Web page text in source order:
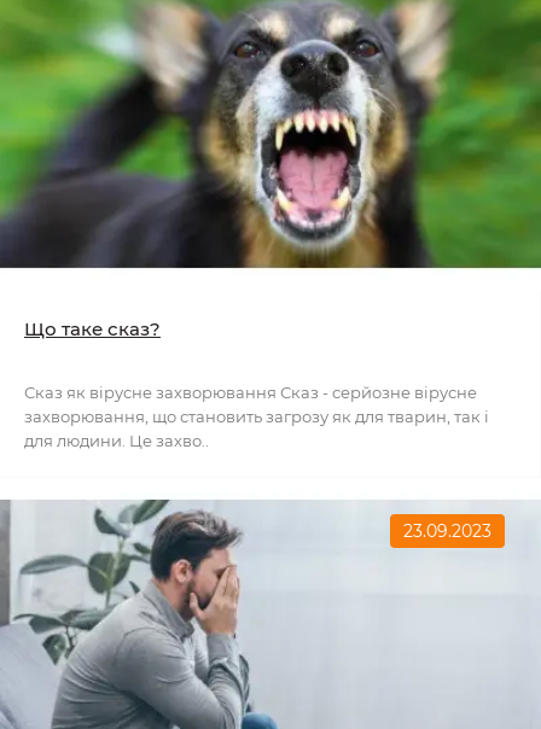
Що таке сказ?
Сказ як вірусне захворювання Сказ - серйозне вірусне
захворювання, що становить загрозу як для тварин, так і
для людини. Це захво..
23.09.2023